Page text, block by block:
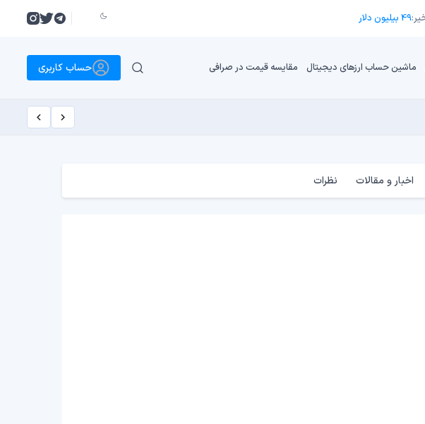
49 بیلیون دلار
ماشین حساب ارزهای دیجیتال مقایسه قیمت در صرافی حساب کاربری
اخبار و مقالات نظرات